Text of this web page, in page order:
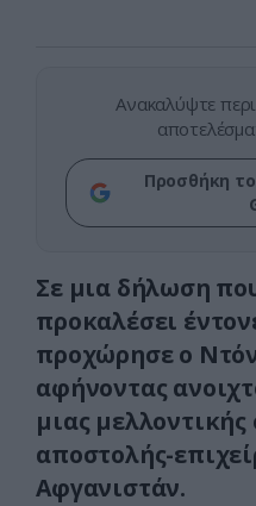
Ανακαλύψτε
Προσθήκη
Σε μια δήλωση
προκαλέσει
προχώρησε ο
αφήνοντας
μιας
αποστολής-
Αφγανιστάν.